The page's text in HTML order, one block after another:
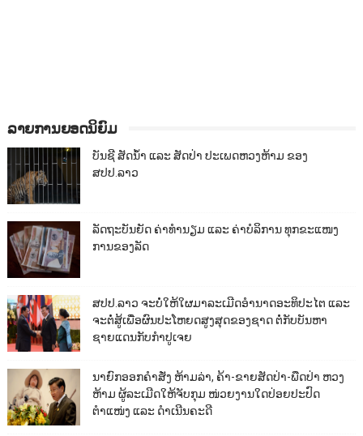
ລາຍການຍອດນິຍົມ
ບັນຊີ ສັດນ້ຳ ແລະ ສັດປ່າ ປະເພດຫວງຫ້າມ ຂອງ
ສປປ.ລາວ
ລັດຖະບັນຍັດ ຄ່າທຳນຽມ ແລະ ຄ່າບໍລິການ ທຸກຂະແໜງ
ການຂອງລັດ
ສປປ.ລາວ ຈະບໍ່ໃຫ້ໃຜມາລະເມີດອຳນາດອະທິປະໄຕ ແລະ
ຈະຕໍ່ສູ້ເພື່ອຜົນປະໂຫຍດສູງສຸດຂອງຊາດ ຕໍ່ກັບບັນຫາ
ຊາຍແດນກັບກຳປູເຈຍ
ນາຍົກອອກຄຳສັ່ງ ຫ້າມລ່າ, ຄ້າ-ຂາຍສັດປ່າ-ພືດປ່າ ຫວງ
ຫ້າມ ຜູ້ລະເມີດໃຫ້ຈັບກຸມ ໜ່ວຍງານໃດປ່ອຍປະປົດ
ຕຳແໜ່ງ ແລະ ດຳເນີນຄະດີ